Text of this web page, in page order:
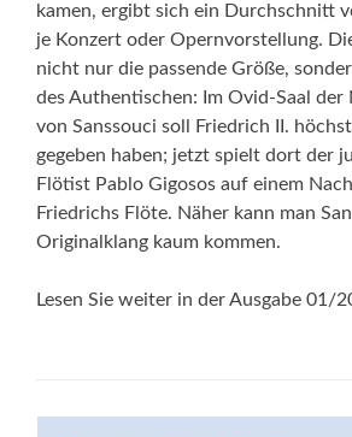
kamen, ergibt sich ein Durchschnitt
je Konzert oder Opernvorstellung.
nicht nur die passende Größe,
des Authentischen: Im Ovid-Saal der
von Sanssouci soll Friedrich II.
gegeben haben; jetzt spielt dort der
Flötist Pablo Gigosos auf einem
Friedrichs Flöte. Näher kann man
Originalklang kaum kommen.
Lesen Sie weiter in der Ausgabe 01/